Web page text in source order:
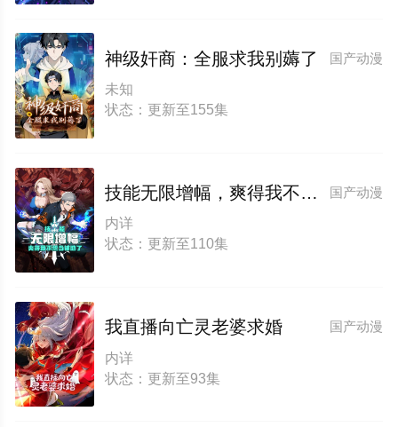
国产动漫
神级奸商：全服求我别薅了
未知
状态：更新至155集
国产动漫
技能无限增幅，爽得我不想当辅助了！动态漫画
内详
状态：更新至110集
国产动漫
我直播向亡灵老婆求婚
内详
状态：更新至93集